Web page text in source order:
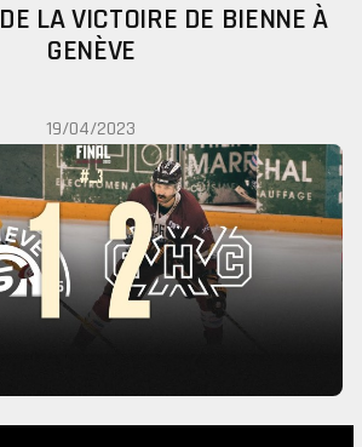
LA VICTOIRE DE BIENNE À
GENÈVE
19/04/2023